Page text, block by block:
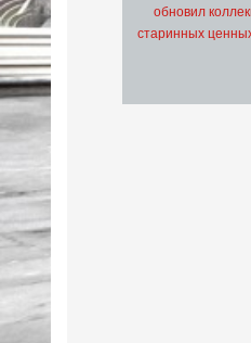
обновил
старинных